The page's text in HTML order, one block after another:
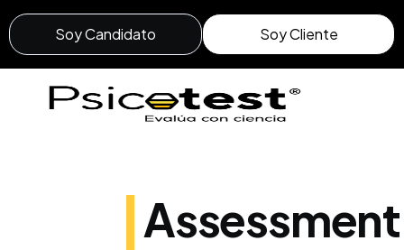
Soy Candidato Soy Cliente
Assessment